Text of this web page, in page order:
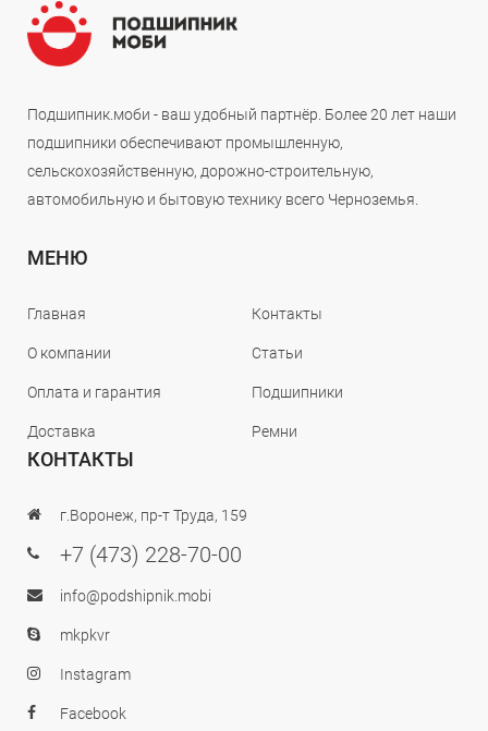
Подшипник.моби - ваш удобный партнёр. Более 20 лет наши
подшипники обеспечивают промышленную,
сельскохозяйственную, дорожно-строительную,
автомобильную и бытовую технику всего Черноземья.
МЕНЮ
Главная
О компании
Оплата и гарантия
Доставка
Контакты
Статьи
Подшипники
Ремни
КОНТАКТЫ
г.Воронеж, пр-т Труда, 159
+7 (473) 228-70-00
info@podshipnik.mobi
mkpkvr
Instagram
Facebook